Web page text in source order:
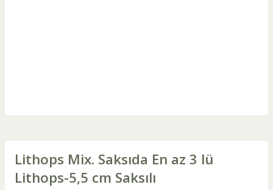
Lithops Mix. Saksıda En az 3 lü
Lithops-5,5 cm Saksılı